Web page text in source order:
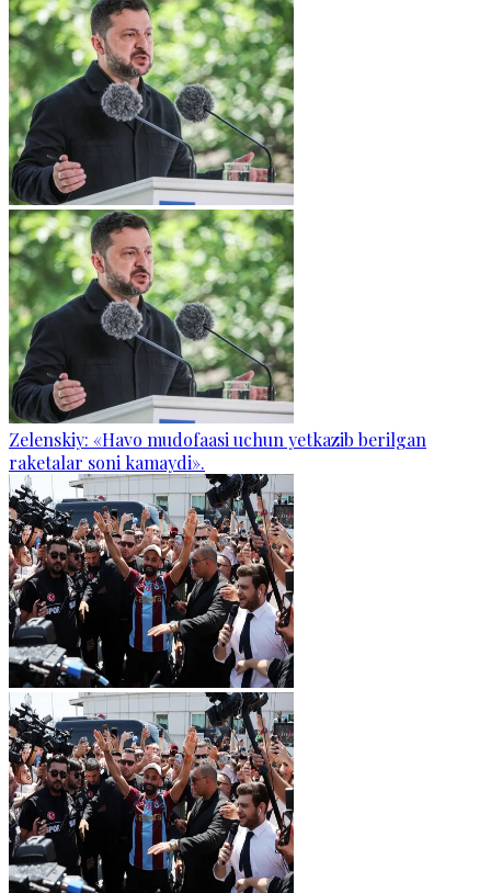
Zelenskiy: «Havo mudofaasi uchun yetkazib berilgan
raketalar soni kamaydi».